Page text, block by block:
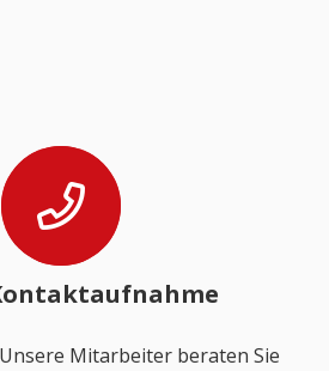
Mitarbeiter beraten Sie